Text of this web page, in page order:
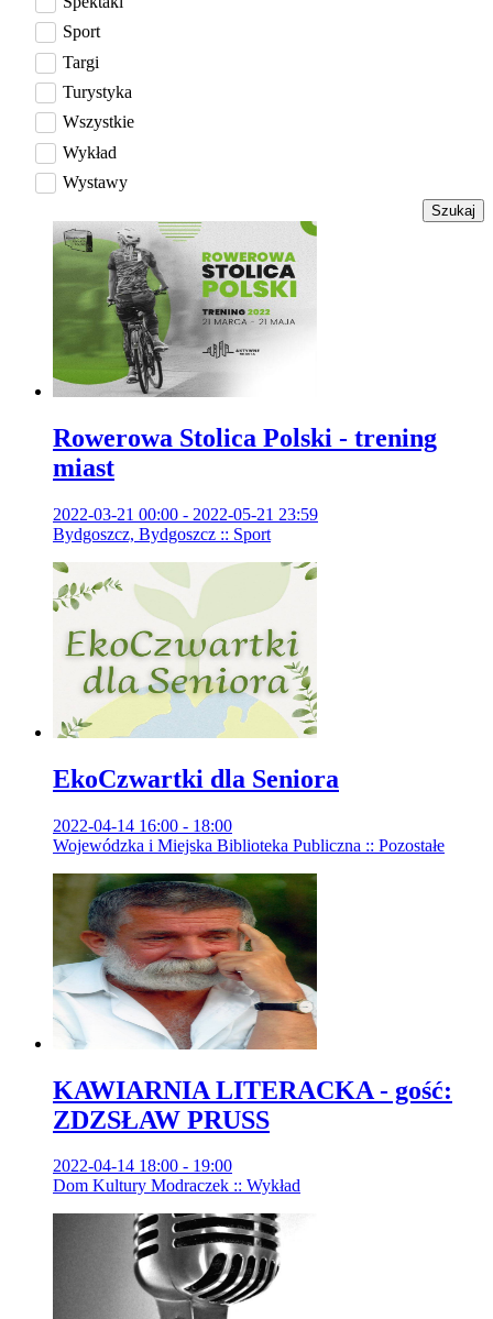
Sport
Targi
Turystyka
Wszystkie
Wykład
Wystawy
Szukaj
Rowerowa Stolica Polski - trening
miast
2022-03-21 00:00 - 2022-05-21 23:59
Bydgoszcz, Bydgoszcz :: Sport
EkoCzwartki dla Seniora
2022-04-14 16:00 - 18:00
Wojewódzka i Miejska Biblioteka Publiczna :: Pozostałe
KAWIARNIA LITERACKA - gość:
ZDZSŁAW PRUSS
2022-04-14 18:00 - 19:00
Dom Kultury Modraczek :: Wykład